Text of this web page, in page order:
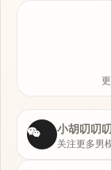
小胡叨叨
关注更多男